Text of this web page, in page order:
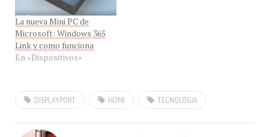
La nueva Mini PC de
Microsoft: Windows 365
Link y como funciona
En «Dispositivos»
DISPLAYPORT HDMI TECNOLOGIA